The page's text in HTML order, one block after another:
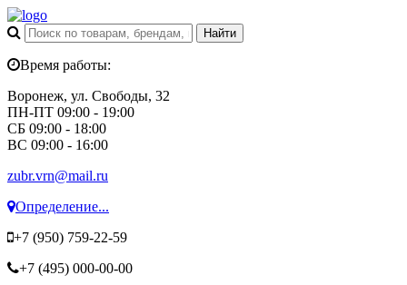
Время работы:
Воронеж, ул. Свободы, 32
ПН-ПТ 09:00 - 19:00
СБ 09:00 - 18:00
ВС 09:00 - 16:00
zubr.vrn@mail.ru
Определение...
+7 (950) 759-22-59
+7 (495) 000-00-00